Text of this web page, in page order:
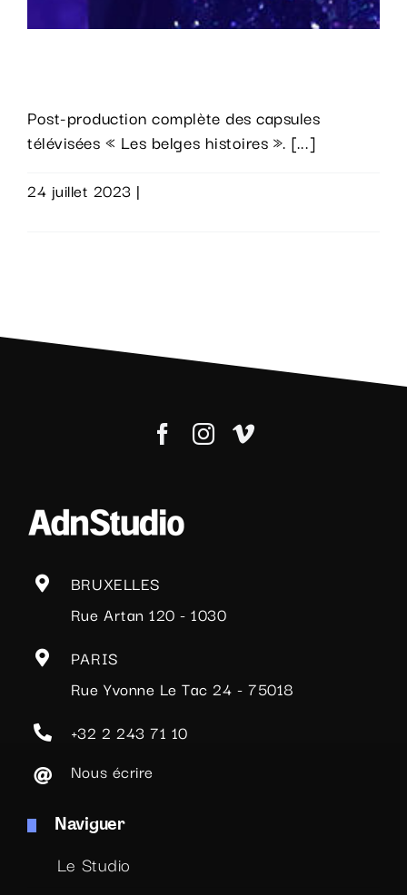
Post-production complète des capsules
télévisées « Les belges histoires ». [...]
24 juillet 2023 |
BRUXELLES
Rue Artan 120 - 1030
PARIS
Rue Yvonne Le Tac 24 - 75018
+32 2 243 71 10
Nous écrire
Naviguer
Le Studio